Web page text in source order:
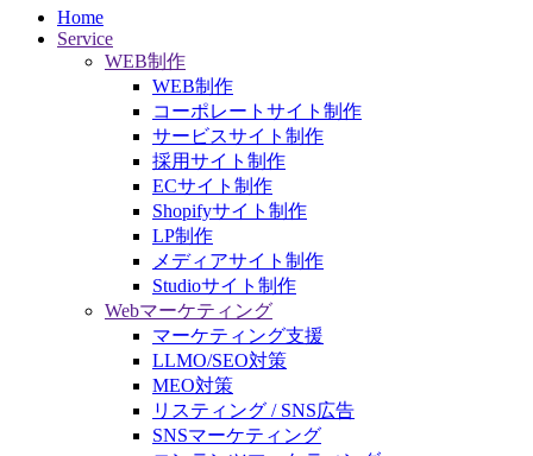
Home
Service
WEB制作
WEB制作
コーポレートサイト制作
サービスサイト制作
採用サイト制作
ECサイト制作
Shopifyサイト制作
LP制作
メディアサイト制作
Studioサイト制作
Webマーケティング
マーケティング支援
LLMO/SEO対策
MEO対策
リスティング / SNS広告
SNSマーケティング